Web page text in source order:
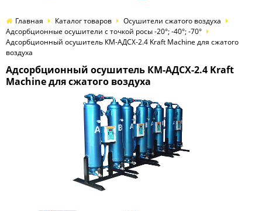
Главная Каталог товаров
Осушители сжатого воздуха
Адсорбционные осушители с точкой росы -20°; -40°; -70°
Адсорбционный осушитель КМ-АДСХ-2.4 Kraft Machine для сжатого
воздуха
Адсорбционный осушитель КМ-АДСХ-2.4 Kraft
Machine для сжатого воздуха